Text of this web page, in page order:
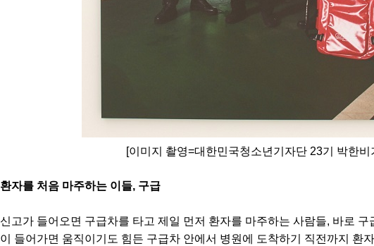
[이미지 촬영=대한민국청소년기자단 23기 박한비
환자를 처음 마주하는 이들, 구급
신고가 들어오면 구급차를 타고 제일 먼저 환자를 마주하는 사람들, 바로 구
이 들어가면 움직이기도 힘든 구급차 안에서 병원에 도착하기 직전까지 환